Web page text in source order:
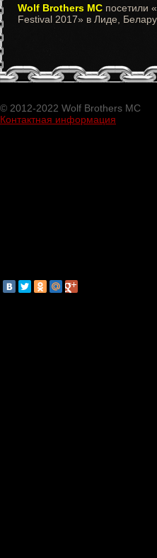
Wolf Brothers MC посетили
Festival 2017» в Лиде,
© 2012-2022 Wolf Brothers MC
Контактная информация